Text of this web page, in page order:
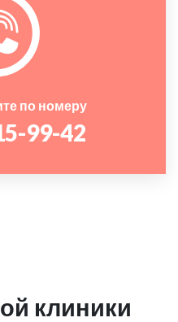
по номеру
99-42
клиники